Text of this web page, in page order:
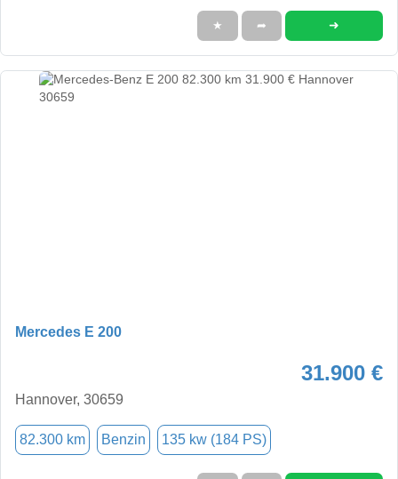
★ ➦ ➜
Mercedes E 200
31.900 €
Hannover, 30659
82.300 km Benzin 135 kw (184 PS)